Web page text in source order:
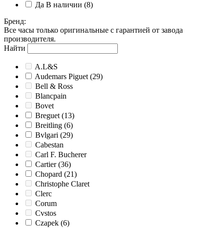
Да В наличии (8)
Бренд:
Все часы только оригинальные с гарантией от завода
производителя.
Найти
A.L&S
Audemars Piguet (29)
Bell & Ross
Blancpain
Bovet
Breguet (13)
Breitling (6)
Bvlgari (29)
Cabestan
Carl F. Bucherer
Cartier (36)
Chopard (21)
Christophe Claret
Clerc
Corum
Cvstos
Czapek (6)